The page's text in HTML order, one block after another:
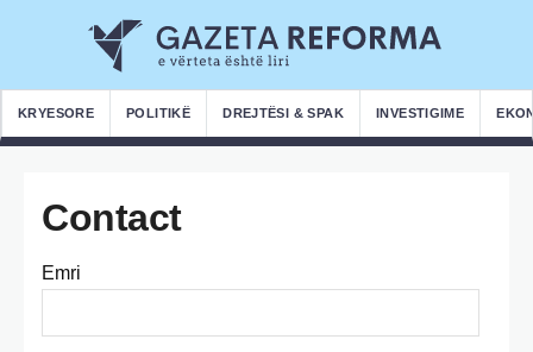
KRYESORE POLITIKË DREJTËSI & SPAK INVESTIGIME
Contact
Emri